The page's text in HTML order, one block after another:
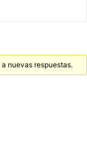
a nuevas respuestas.